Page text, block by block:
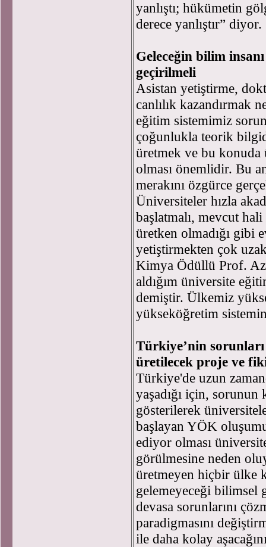
yanlıştı; hükümetin
derece yanlıştır” diyor.
Geleceğin bilim
geçirilmeli
Asistan yetiştirme,
canlılık kazandırmak
eğitim sistemimiz
çoğunlukla teorik
üretmek ve bu konuda
olması önemlidir. Bu
merakını özgürce
Üniversiteler hızla
başlatmalı, mevcut
üretken olmadığı gibi
yetiştirmekten çok
Kimya Ödüllü Prof.
aldığım üniversite
demiştir. Ülkemiz
yükseköğretim
Türkiye’nin
üretilecek proje ve
Türkiye'de uzun
yaşadığı için,
gösterilerek
başlayan YÖK
ediyor olması
görülmesine neden
üretmeyen hiçbir ülke
gelemeyeceği bilimsel
devasa sorunlarını
paradigmasını
ile daha kolay